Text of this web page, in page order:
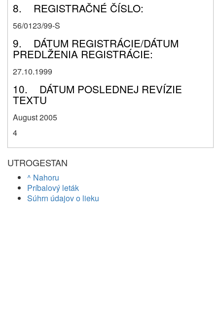
8. REGISTRAČNÉ ČÍSLO:
56/0123/99-S
9. DÁTUM REGISTRÁCIE/DÁTUM
PREDLŽENIA REGISTRÁCIE:
27.10.1999
10. DÁTUM POSLEDNEJ REVÍZIE
TEXTU
August 2005
4
UTROGESTAN
^ Nahoru
Príbalový leták
Súhrn údajov o lieku